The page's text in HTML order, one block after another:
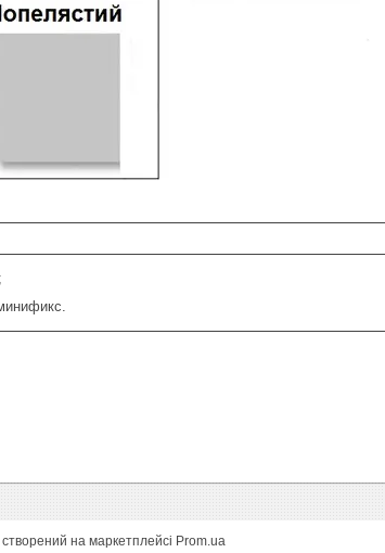
на маркетплейсі Prom.ua